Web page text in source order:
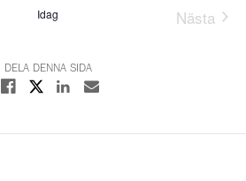
Idag
Nästa
DELA DENNA SIDA
Dela på Facebook
Dela på XDela på Linkedin
Dela med E-post